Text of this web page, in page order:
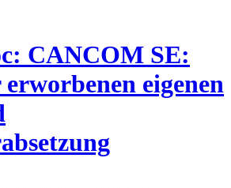
CANCOM SE:
eigenen